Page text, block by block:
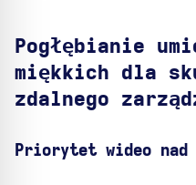
Pogłębianie
miękkich dla
zdalnego
Priorytet wideo nad